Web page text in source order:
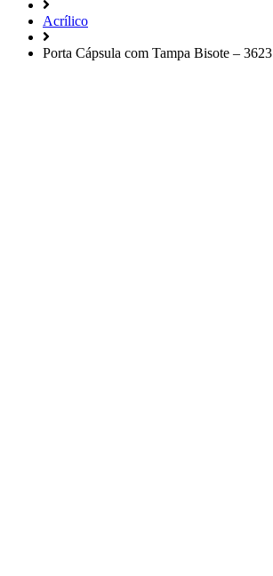
Acrílico
Porta Cápsula com Tampa Bisote – 3623